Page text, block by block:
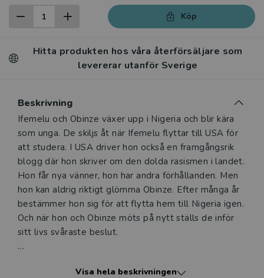
Köp
Hitta produkten hos våra återförsäljare som
levererar utanför Sverige
Beskrivning
Beskrivning
Ifemelu och Obinze växer upp i Nigeria och blir kära
som unga. De skiljs åt när Ifemelu flyttar till USA för
att studera. I USA driver hon också en framgångsrik
blogg där hon skriver om den dolda rasismen i landet.
Hon får nya vänner, hon har andra förhållanden. Men
hon kan aldrig riktigt glömma Obinze. Efter många år
bestämmer hon sig för att flytta hem till Nigeria igen.
Och när hon och Obinze möts på nytt ställs de inför
sitt livs svåraste beslut.
Nigeria och USAVisa hela beskrivningen